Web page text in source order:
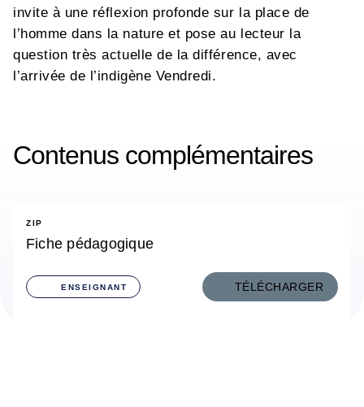
invite à une réflexion profonde sur la place de
l’homme dans la nature et pose au lecteur la
question très actuelle de la différence, avec
l’arrivée de l’indigène Vendredi.
Contenus complémentaires
ZIP
Fiche pédagogique
ENSEIGNANT TÉLÉCHARGER